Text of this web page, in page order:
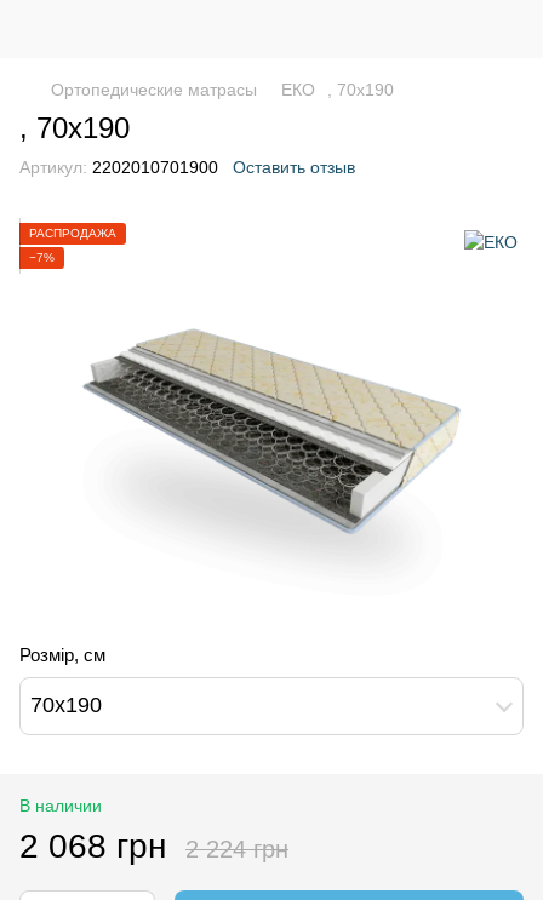
Ортопедические матрасы ЕКО , 70х190
, 70х190
Артикул: 2202010701900 Оставить отзыв
РАСПРОДАЖА
−7%
Розмір, см
70х190
В наличии
2 068 грн 2 224 грн